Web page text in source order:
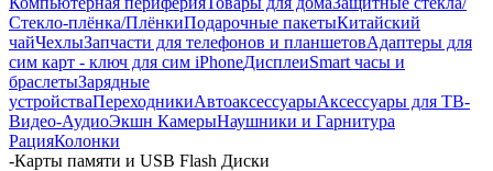
Стекло-плёнка/ПлёнкиПодарочные пакетыКитайский
чайЧехлыЗапчасти для телефонов и планшетовАдаптеры для
сим карт - ключ для сим iPhoneДисплеиSmart часы и
браслетыЗарядные
устройстваПереходникиАвтоаксессуарыАксессуары для ТВ-
Видео-АудиоЭкшн КамерыНаушники и Гарнитура
РацияКолонки
-Карты памяти и USB Flash Диски